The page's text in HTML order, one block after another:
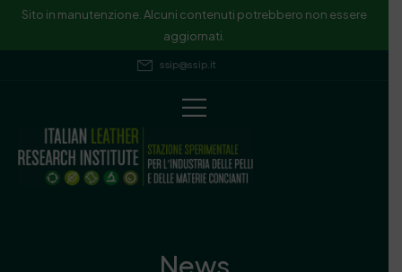
Sito in manutenzione. Alcuni contenuti potrebbero non essere
aggiornati.
ssip@ssip.it
News